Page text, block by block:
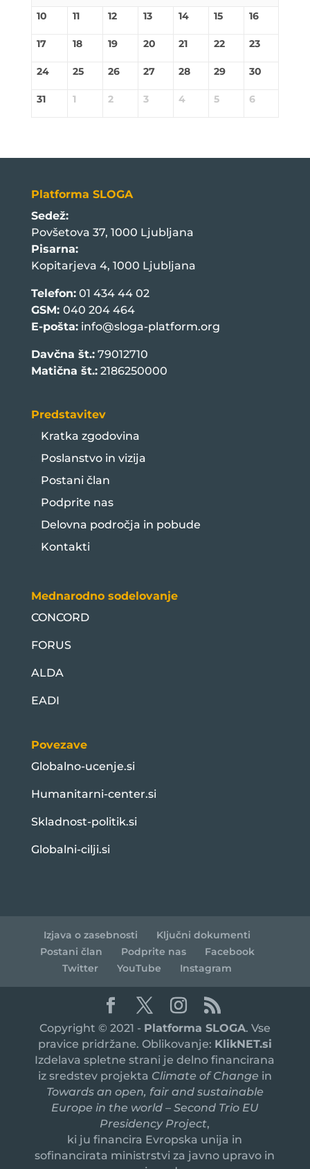
10 11 12 13 14 15 16
17 18 19 20 21 22 23
24 25 26 27 28 29 30
31 1 2 3 4 5 6
Platforma SLOGA
Sedež:
Povšetova 37, 1000 Ljubljana
Pisarna:
Kopitarjeva 4, 1000 Ljubljana
Telefon:01 434 44 02
GSM: 040 204 464
E-pošta: info@sloga-platform.org
Davčna št.:79012710
Matična št.:2186250000
Predstavitev
Kratka zgodovina
Poslanstvo in vizija
Postani član
Podprite nas
Delovna področja in pobude
Kontakti
Mednarodno sodelovanje
CONCORD
FORUS
ALDA
EADI
Povezave
Globalno-ucenje.si
Humanitarni-center.si
Skladnost-politik.si
Globalni-cilji.si
Izjava o zasebnosti
Ključni dokumenti
Postani član
Podprite nas
Facebook
Twitter
YouTube Instagram
Copyright © 2021 - Platforma SLOGA. Vse
pravice pridržane. Oblikovanje: KlikNET.si
Izdelava spletne strani je delno financirana
iz sredstev projekta Climate of Change in
Towards an open, fair and sustainable
Europe in the world – Second Trio EU
Presidency Project,
ki ju financira Evropska unija in
sofinancirata ministrstvi za javno upravo in